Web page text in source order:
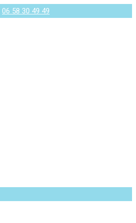
06 58 30 49 49